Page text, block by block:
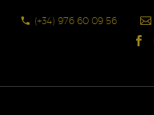
(+34) 976 60 09 56